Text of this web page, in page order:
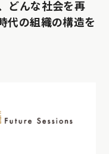
どんな社会を再
代の組織の構造を